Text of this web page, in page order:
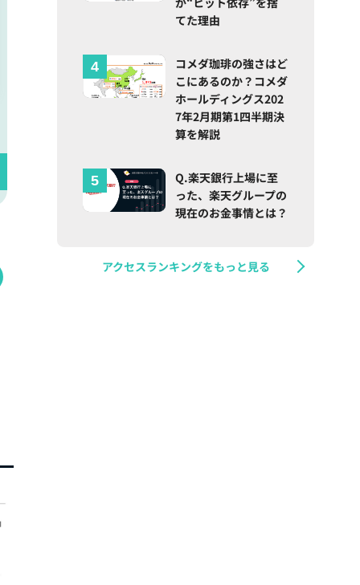
てた理由
コメダ珈琲の強さはど
こにあるのか？コメダ
ホールディングス202
7年2月期第1四半期決
算を解説
Q.楽天銀行上場に至
った、楽天グループの
現在のお金事情とは？
アクセスランキングをもっと見る